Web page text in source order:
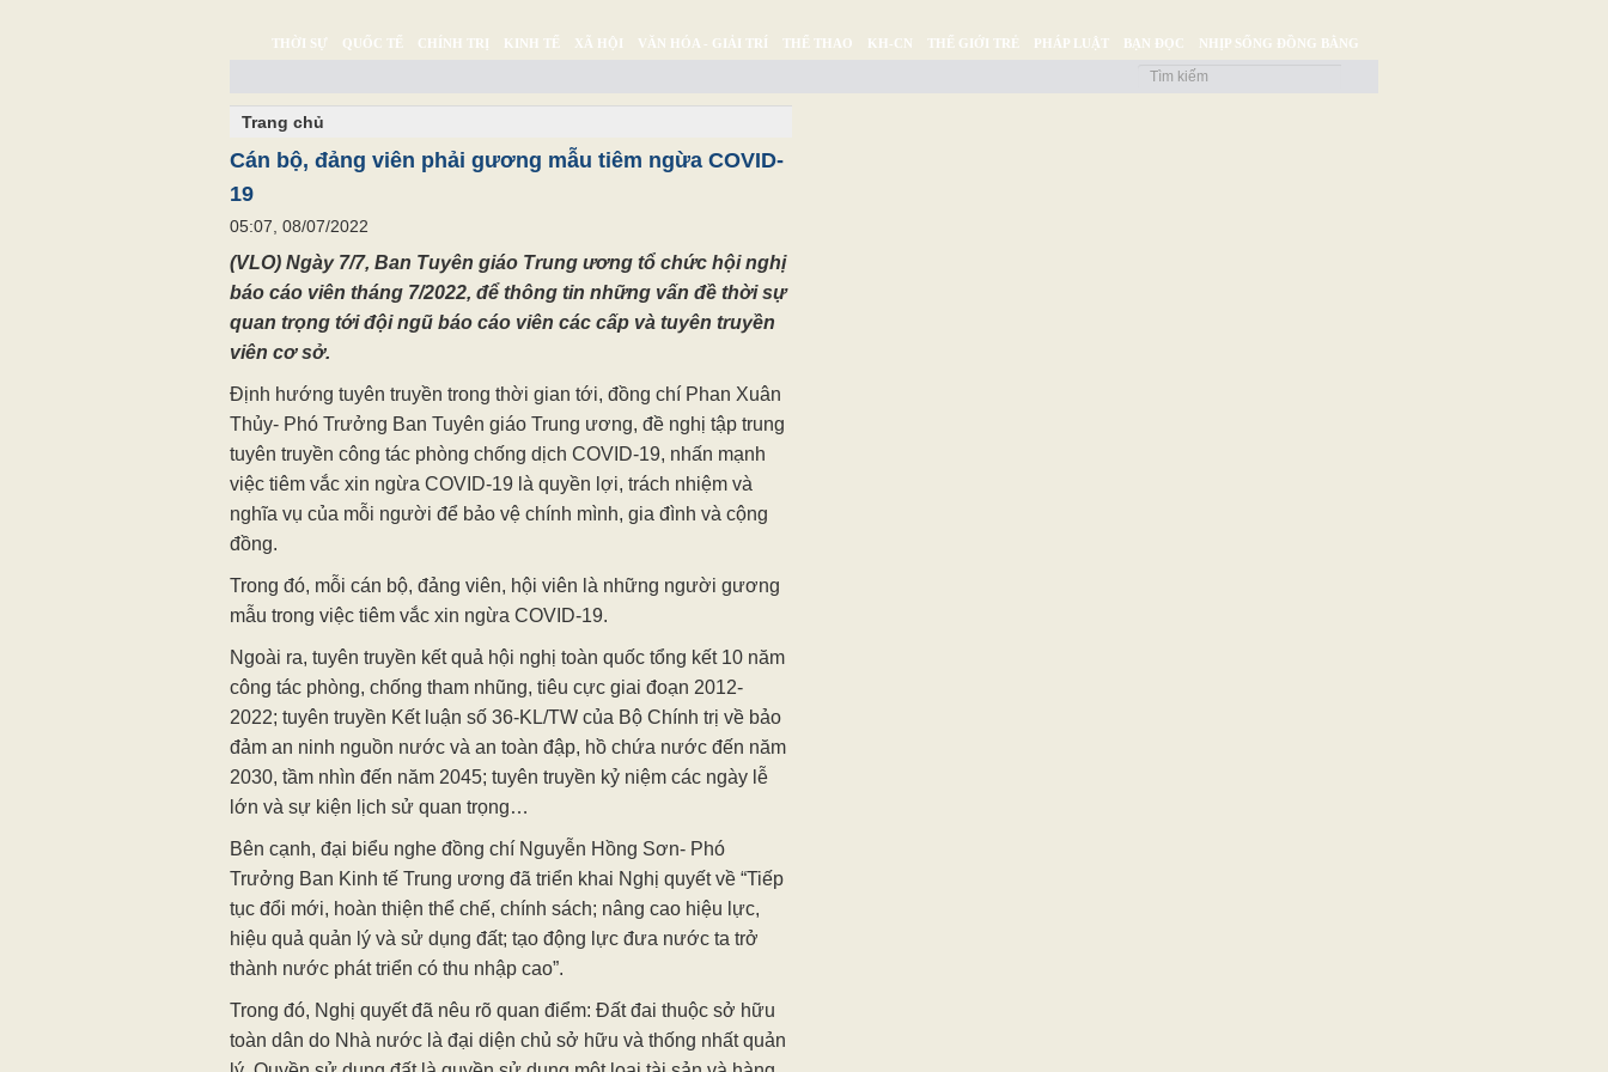
THỜI SỰ QUỐC TẾ CHÍNH TRỊ KINH TẾ XÃ HỘI VĂN HÓA - GIẢI TRÍ THỂ THAO KH-CN THẾ GIỚI TRẺ PHÁP LUẬT BẠN ĐỌC NHỊP SỐNG ĐỒNG BẰNG
Trang chủ
Cán bộ, đảng viên phải gương mẫu tiêm ngừa COVID-
19
05:07, 08/07/2022
(VLO) Ngày 7/7, Ban Tuyên giáo Trung ương tổ chức hội nghị
báo cáo viên tháng 7/2022, để thông tin những vấn đề thời sự
quan trọng tới đội ngũ báo cáo viên các cấp và tuyên truyền
viên cơ sở.
Định hướng tuyên truyền trong thời gian tới, đồng chí Phan Xuân
Thủy- Phó Trưởng Ban Tuyên giáo Trung ương, đề nghị tập trung
tuyên truyền công tác phòng chống dịch COVID-19, nhấn mạnh
việc tiêm vắc xin ngừa COVID-19 là quyền lợi, trách nhiệm và
nghĩa vụ của mỗi người để bảo vệ chính mình, gia đình và cộng
đồng.
Trong đó, mỗi cán bộ, đảng viên, hội viên là những người gương
mẫu trong việc tiêm vắc xin ngừa COVID-19.
Ngoài ra, tuyên truyền kết quả hội nghị toàn quốc tổng kết 10 năm
công tác phòng, chống tham nhũng, tiêu cực giai đoạn 2012-
2022; tuyên truyền Kết luận số 36-KL/TW của Bộ Chính trị về bảo
đảm an ninh nguồn nước và an toàn đập, hồ chứa nước đến năm
2030, tầm nhìn đến năm 2045; tuyên truyền kỷ niệm các ngày lễ
lớn và sự kiện lịch sử quan trọng…
Bên cạnh, đại biểu nghe đồng chí Nguyễn Hồng Sơn- Phó
Trưởng Ban Kinh tế Trung ương đã triển khai Nghị quyết về “Tiếp
tục đổi mới, hoàn thiện thể chế, chính sách; nâng cao hiệu lực,
hiệu quả quản lý và sử dụng đất; tạo động lực đưa nước ta trở
thành nước phát triển có thu nhập cao”.
Trong đó, Nghị quyết đã nêu rõ quan điểm: Đất đai thuộc sở hữu
toàn dân do Nhà nước là đại diện chủ sở hữu và thống nhất quản